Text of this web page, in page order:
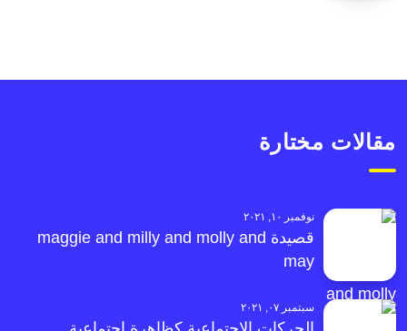
مقالات مختارة
نوفمبر ١٠, ٢٠٢١
قصيدة maggie and milly and molly and
may
سبتمبر ٠٧, ٢٠٢١